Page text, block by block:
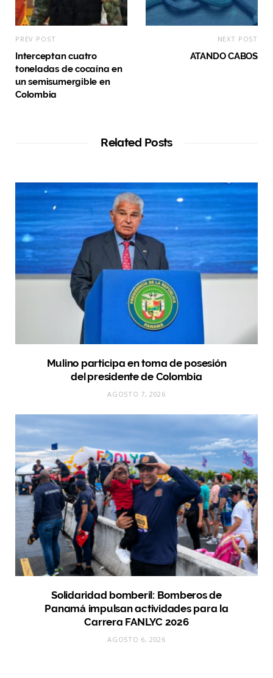
PREV POST
Interceptan cuatro
toneladas de cocaína en
un semisumergible en
Colombia
NEXT POST
ATANDO CABOS
Related Posts
Mulino participa en toma de posesión
del presidente de Colombia
AGOSTO 7, 2026
Solidaridad bomberil: Bomberos de
Panamá impulsan actividades para la
Carrera FANLYC 2026
AGOSTO 6, 2026